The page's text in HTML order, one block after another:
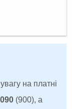
на платні
090 (900), а